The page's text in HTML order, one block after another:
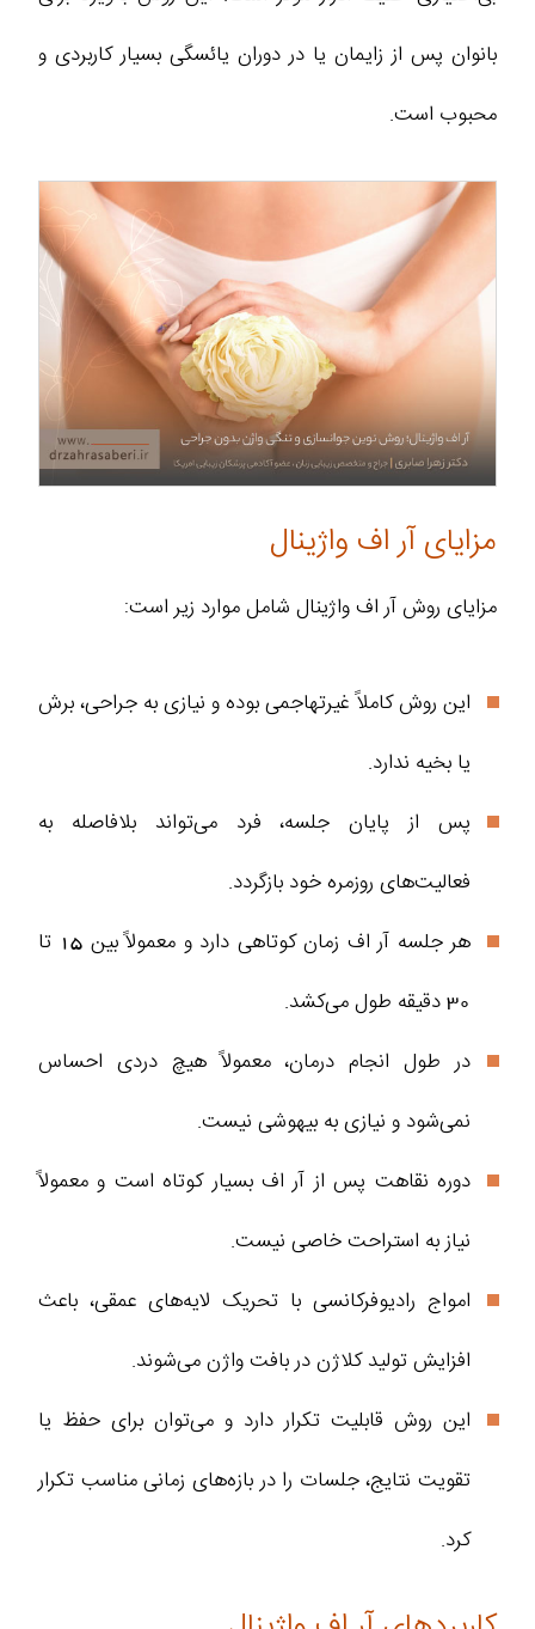
بانوان پس از زایمان یا در دوران یائسگی بسیار کاربردی و
محبوب است.
مزایای آر اف واژینال
مزایای روش آر اف واژینال شامل موارد زیر است:
این روش کاملاً غیرتهاجمی بوده و نیازی به جراحی، برش
یا بخیه ندارد.
پس از پایان جلسه، فرد می‌تواند بلافاصله به
فعالیت‌های روزمره خود بازگردد.
هر جلسه آر اف زمان کوتاهی دارد و معمولاً بین 15 تا
30 دقیقه طول می‌کشد.
در طول انجام درمان، معمولاً هیچ دردی احساس
نمی‌شود و نیازی به بیهوشی نیست.
دوره نقاهت پس از آر اف بسیار کوتاه است و معمولاً
نیاز به استراحت خاصی نیست.
امواج رادیوفرکانسی با تحریک لایه‌های عمقی، باعث
افزایش تولید کلاژن در بافت واژن می‌شوند.
این روش قابلیت تکرار دارد و می‌توان برای حفظ یا
تقویت نتایج، جلسات را در بازه‌های زمانی مناسب تکرار
کرد.